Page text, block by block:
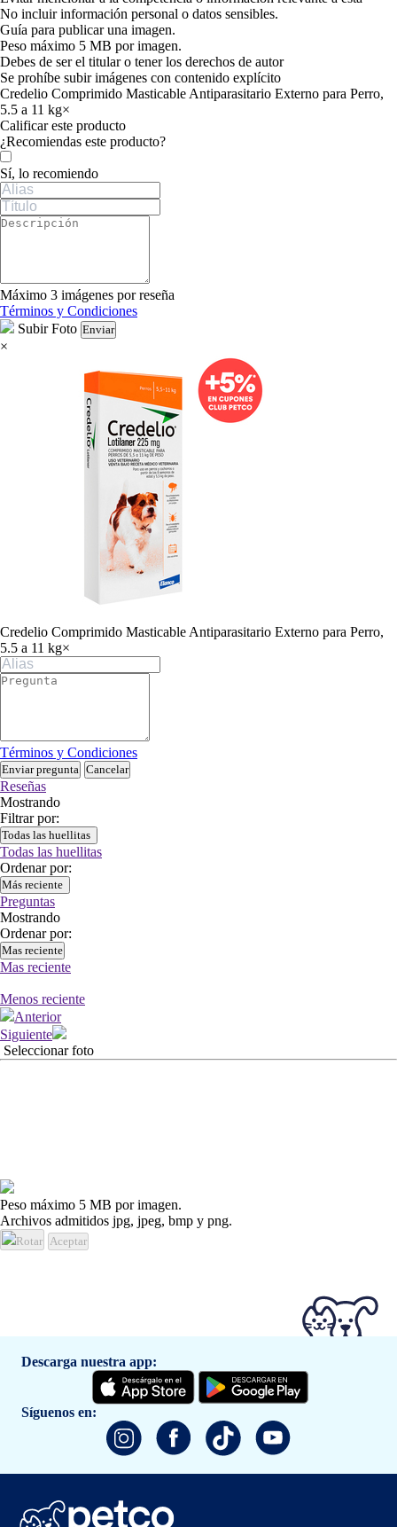
No incluir información personal o datos sensibles.
Guía para publicar una imagen.
Peso máximo 5 MB por imagen.
Debes de ser el titular o tener los derechos de autor
Se prohíbe subir imágenes con contenido explícito
Credelio Comprimido Masticable Antiparasitario Externo para Perro,
5.5 a 11 kg×
Calificar este producto
Tu valoración
¿Recomiendas este producto?
Sí, lo recomiendo
Máximo 3 imágenes por reseña
Términos y Condiciones
Subir Foto Enviar
×
Credelio Comprimido Masticable Antiparasitario Externo para Perro,
5.5 a 11 kg×
Términos y Condiciones
Enviar pregunta Cancelar
Reseñas
Mostrando
Filtrar por:
Todas las huellitas
Todas las huellitas
Ordenar por:
Más reciente
Preguntas
Mostrando
Ordenar por:
Mas reciente
Mas reciente
Menos reciente
Anterior
Siguiente
Seleccionar foto
Peso máximo 5 MB por imagen.
Archivos admitidos jpg, jpeg, bmp y png.
Rotar Aceptar
Descarga nuestra app:
Síguenos en: